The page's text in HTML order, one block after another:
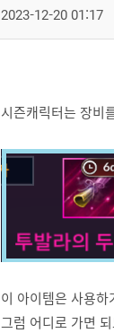
테
고
보
2023-12-20 01:17
시즌캐릭터는 장비
이 아이템은 사용
그럼 어디로 가면